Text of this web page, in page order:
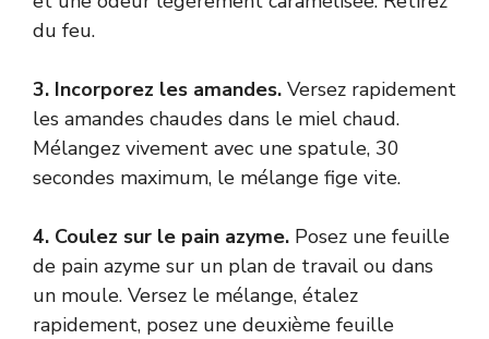
du feu.
3. Incorporez les amandes. Versez rapidement
les amandes chaudes dans le miel chaud.
Mélangez vivement avec une spatule, 30
secondes maximum, le mélange fige vite.
4. Coulez sur le pain azyme. Posez une feuille
de pain azyme sur un plan de travail ou dans
un moule. Versez le mélange, étalez
rapidement, posez une deuxième feuille